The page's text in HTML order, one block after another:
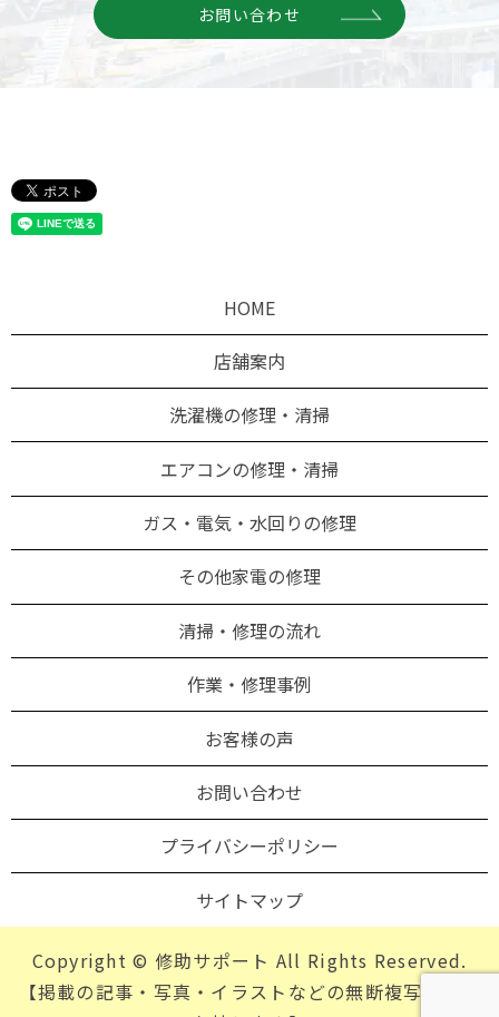
お問い合わせ
HOME
店舗案内
洗濯機の修理・清掃
エアコンの修理・清掃
ガス・電気・水回りの修理
その他家電の修理
清掃・修理の流れ
作業・修理事例
お客様の声
お問い合わせ
プライバシーポリシー
サイトマップ
Copyright © 修助サポート All Rights Reserved.
【掲載の記事・写真・イラストなどの無断複写・転載